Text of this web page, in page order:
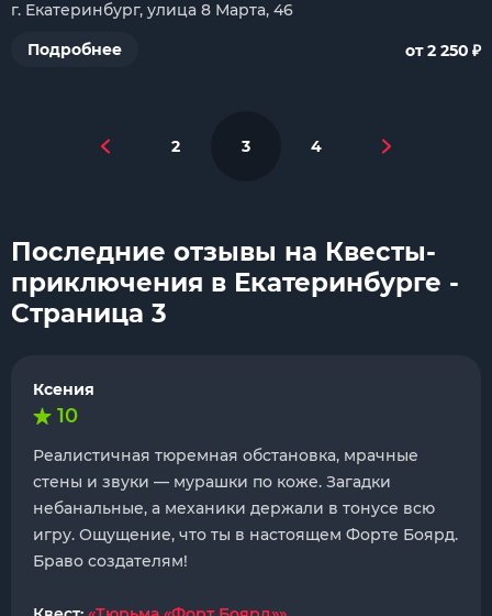
г. Екатеринбург, улица 8 Марта, 46
Подробнее
от 2 250 ₽
2 3 4
Последние отзывы на Квесты-
приключения в Екатеринбурге -
Страница 3
Ксения
10
Реалистичная тюремная обстановка, мрачные
стены и звуки — мурашки по коже. Загадки
небанальные, а механики держали в тонусе всю
игру. Ощущение, что ты в настоящем Форте Боярд.
Браво создателям!